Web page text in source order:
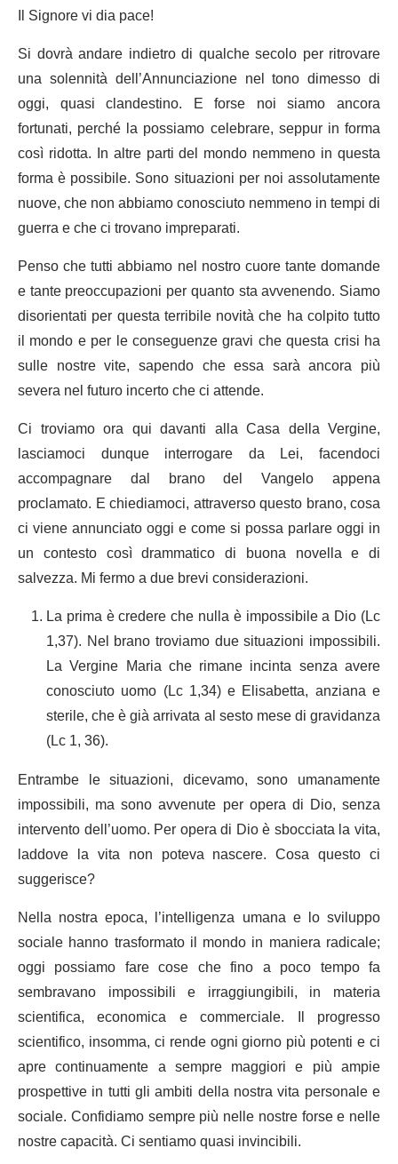
Il Signore vi dia pace!
Si dovrà andare indietro di qualche secolo per ritrovare
una solennità dell’Annunciazione nel tono dimesso di
oggi, quasi clandestino. E forse noi siamo ancora
fortunati, perché la possiamo celebrare, seppur in forma
così ridotta. In altre parti del mondo nemmeno in questa
forma è possibile. Sono situazioni per noi assolutamente
nuove, che non abbiamo conosciuto nemmeno in tempi di
guerra e che ci trovano impreparati.
Penso che tutti abbiamo nel nostro cuore tante domande
e tante preoccupazioni per quanto sta avvenendo. Siamo
disorientati per questa terribile novità che ha colpito tutto
il mondo e per le conseguenze gravi che questa crisi ha
sulle nostre vite, sapendo che essa sarà ancora più
severa nel futuro incerto che ci attende.
Ci troviamo ora qui davanti alla Casa della Vergine,
lasciamoci dunque interrogare da Lei, facendoci
accompagnare dal brano del Vangelo appena
proclamato. E chiediamoci, attraverso questo brano, cosa
ci viene annunciato oggi e come si possa parlare oggi in
un contesto così drammatico di buona novella e di
salvezza. Mi fermo a due brevi considerazioni.
La prima è credere che nulla è impossibile a Dio (Lc
1,37). Nel brano troviamo due situazioni impossibili.
La Vergine Maria che rimane incinta senza avere
conosciuto uomo (Lc 1,34) e Elisabetta, anziana e
sterile, che è già arrivata al sesto mese di gravidanza
(Lc 1, 36).
Entrambe le situazioni, dicevamo, sono umanamente
impossibili, ma sono avvenute per opera di Dio, senza
intervento dell’uomo. Per opera di Dio è sbocciata la vita,
laddove la vita non poteva nascere. Cosa questo ci
suggerisce?
Nella nostra epoca, l’intelligenza umana e lo sviluppo
sociale hanno trasformato il mondo in maniera radicale;
oggi possiamo fare cose che fino a poco tempo fa
sembravano impossibili e irraggiungibili, in materia
scientifica, economica e commerciale. Il progresso
scientifico, insomma, ci rende ogni giorno più potenti e ci
apre continuamente a sempre maggiori e più ampie
prospettive in tutti gli ambiti della nostra vita personale e
sociale. Confidiamo sempre più nelle nostre forse e nelle
nostre capacità. Ci sentiamo quasi invincibili.